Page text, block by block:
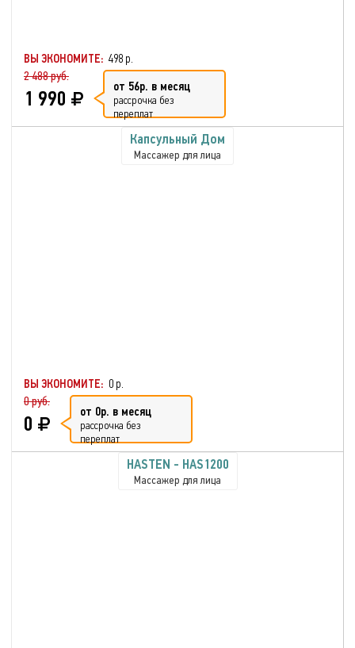
ВЫ ЭКОНОМИТЕ: 498 р.
2 488 руб.
1 990 от 56р. в месяц
рассрочка без
переплат
Капсульный Дом
Массажер для лица
ВЫ ЭКОНОМИТЕ: 0 р.
0 руб.
0 от 0р. в месяц
рассрочка без
переплат
HASTEN - HAS1200
Массажер для лица